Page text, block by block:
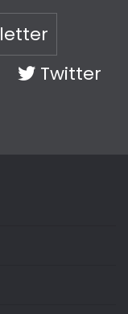
Twitter